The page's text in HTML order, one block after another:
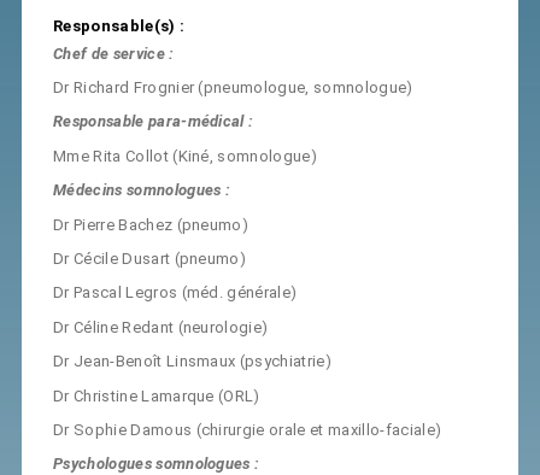
Responsable(s) :
Chef de service :
Dr Richard Frognier (pneumologue, somnologue)
Responsable para-médical :
Mme Rita Collot (Kiné, somnologue)
Médecins somnologues :
Dr Pierre Bachez (pneumo)
Dr Cécile Dusart (pneumo)
Dr Pascal Legros (méd. générale)
Dr Céline Redant (neurologie)
Dr Jean-Benoît Linsmaux (psychiatrie)
Dr Christine Lamarque (ORL)
Dr Sophie Damous (chirurgie orale et maxillo-faciale)
Psychologues somnologues :